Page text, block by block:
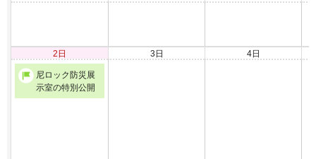
2日 3日 4日
尼ロック防災展
示室の特別公開